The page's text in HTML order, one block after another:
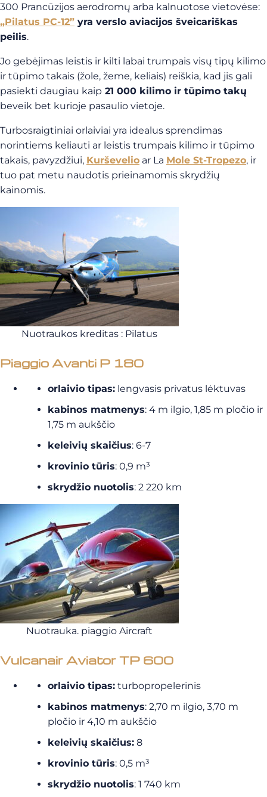
300 Prancūzijos aerodromų arba kalnuotose vietovėse:
„Pilatus PC-12” yra verslo aviacijos šveicariškas
peilis.
Jo gebėjimas leistis ir kilti labai trumpais visų tipų kilimo
ir tūpimo takais (žole, žeme, keliais) reiškia, kad jis gali
pasiekti daugiau kaip 21 000 kilimo ir tūpimo takų
beveik bet kurioje pasaulio vietoje.
Turbosraigtiniai orlaiviai yra idealus sprendimas
norintiems keliauti ar leistis trumpais kilimo ir tūpimo
takais, pavyzdžiui, Kurševelio ar La Mole St-Tropezo, ir
tuo pat metu naudotis prieinamomis skrydžių
kainomis.
Nuotraukos kreditas : Pilatus
Piaggio Avanti P 180
orlaivio tipas: lengvasis privatus lėktuvas
kabinos matmenys: 4 m ilgio, 1,85 m pločio ir
1,75 m aukščio
keleivių skaičius: 6-7
krovinio tūris: 0,9 m³
skrydžio nuotolis: 2 220 km
Nuotrauka. piaggio Aircraft
Vulcanair Aviator TP 600
orlaivio tipas: turbopropelerinis
kabinos matmenys: 2,70 m ilgio, 3,70 m
pločio ir 4,10 m aukščio
keleivių skaičius: 8
krovinio tūris: 0,5 m³
skrydžio nuotolis: 1 740 km